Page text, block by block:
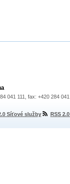
041 111, fax: +420 284
Síťové služby RSS